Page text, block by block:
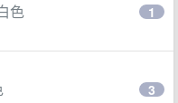
色 1
3